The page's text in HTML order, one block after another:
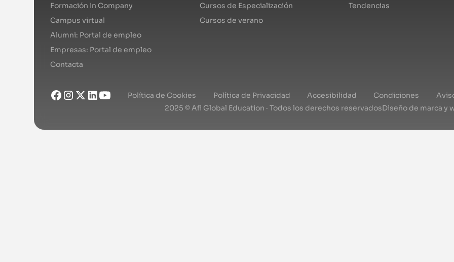
Formación In Company
Campus virtual
Alumni: Portal de empleo
Empresas: Portal de empleo
Contacta
Cursos de Especialización
Cursos de verano
Tendencias
Política de Cookies Política de Privacidad Accesibilidad Condiciones
2025 © Afi Global Education · Todos los derechos reservadosDiseño de marca y